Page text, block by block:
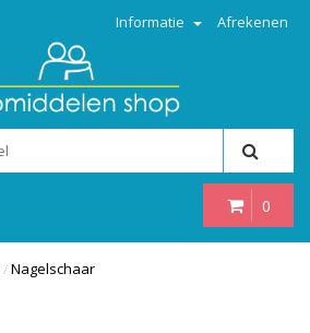
Informatie Afrekenen
0
/ Nagelschaar